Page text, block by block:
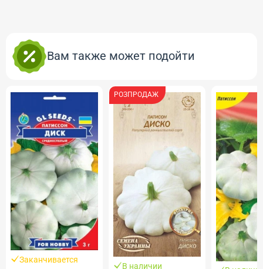
Вам также может подойти
Заканчивается
РОЗПРОДАЖ
В наличии